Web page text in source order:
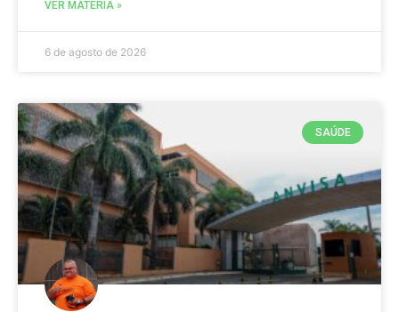
VER MATÉRIA »
6 de agosto de 2026
SAÚDE